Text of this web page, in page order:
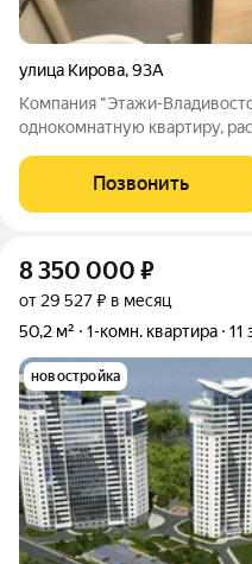
улица Кирова,93А
Компания "Этажи-
однокомнатную квартиру,
спальном зеленом районе,
теплая, солнечная, уютная.
Позвонить
8 350 000 ₽
от 29 527 ₽ в месяц
50,2 м²
1-комн. квартира 11
новостройка